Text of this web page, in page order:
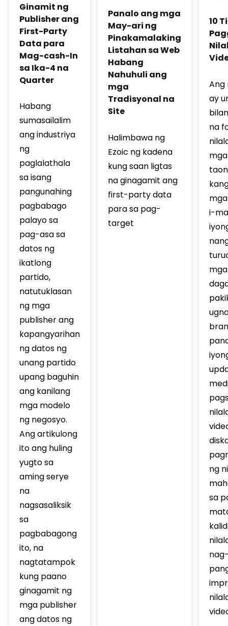
Ginamit ng
Publisher ang
First-Party
Data para
Mag-cash-In
sa Ika-4 na
Quarter
Habang
sumasailalim
ang industriya
ng
paglalathala
sa isang
pangunahing
pagbabago
palayo sa
pag-asa sa
datos ng
ikatlong
partido,
natutuklasan
ng mga
publisher ang
kapangyarihan
ng datos ng
unang partido
upang baguhin
ang kanilang
mga modelo
ng negosyo.
Ang artikulong
ito ang huling
yugto sa
aming serye
na
nagsasaliksik
sa
pagbabagong
ito, na
nagtatampok
kung paano
ginagamit ng
mga publisher
ang datos ng
Panalo ang mga
May-ari ng
Pinakamalaking
Listahan sa Web
Habang
Nahuhuli ang
mga
Tradisyonal na
Site
Halimbawa ng
Ezoic ng kadena
kung saan ligtas
na ginagamit ang
first-party data
para sa pag-
target
10
Ang
ay
na
i-
ng
sa